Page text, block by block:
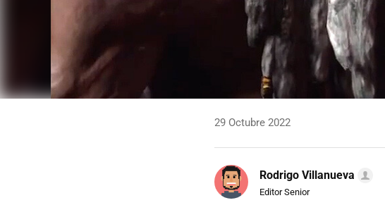
29 Octubre 2022
Rodrigo Villanueva
Editor Senior